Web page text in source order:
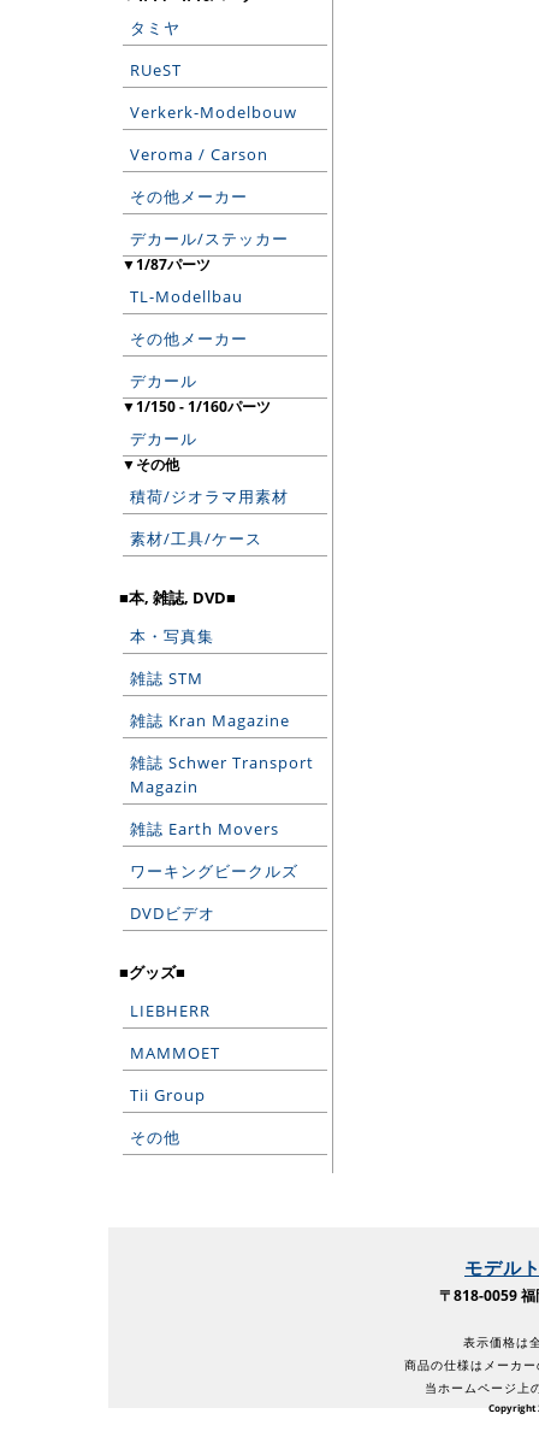
タミヤ
RUeST
Verkerk-Modelbouw
Veroma / Carson
その他メーカー
デカール/ステッカー
▼1/87パーツ
TL-Modellbau
その他メーカー
デカール
▼1/150 - 1/160パーツ
デカール
▼その他
積荷/ジオラマ用素材
素材/工具/ケース
■本, 雑誌, DVD■
本・写真集
雑誌 STM
雑誌 Kran Magazine
雑誌 Schwer Transport
Magazin
雑誌 Earth Movers
ワーキングビークルズ
DVDビデオ
■グッズ■
LIEBHERR
MAMMOET
Tii Group
その他
モデル
〒818-0059
表示価格は
商品の仕様はメーカ
当ホームページ上
Copyright